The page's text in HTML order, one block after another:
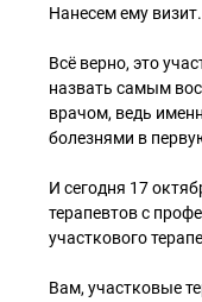
Нанесем ему
Всё верно, это
назвать самым
врачом, ведь
болезнями в
И сегодня 17
терапевтов с
участкового
Вам, участковые